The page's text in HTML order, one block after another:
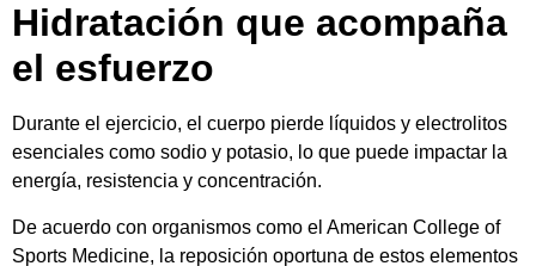
Hidratación que acompaña
el esfuerzo
Durante el ejercicio, el cuerpo pierde líquidos y electrolitos
esenciales como sodio y potasio, lo que puede impactar la
energía, resistencia y concentración.
De acuerdo con organismos como el American College of
Sports Medicine, la reposición oportuna de estos elementos